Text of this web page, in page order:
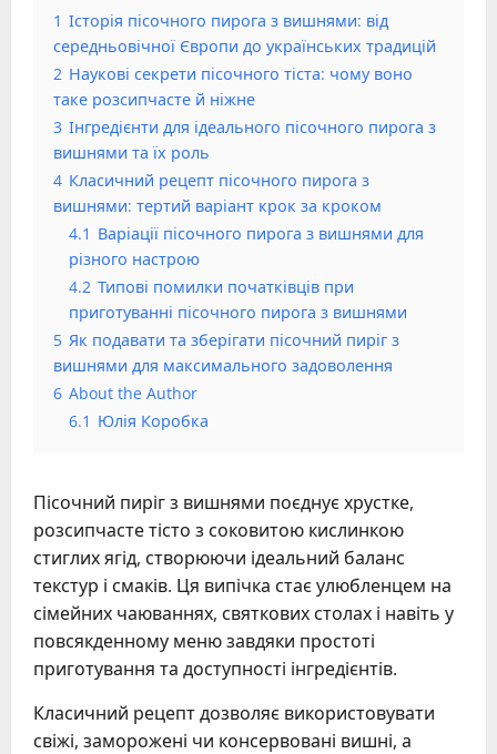
1 Історія пісочного пирога з вишнями: від
середньовічної Європи до українських традицій
2 Наукові секрети пісочного тіста: чому воно
таке розсипчасте й ніжне
3 Інгредієнти для ідеального пісочного пирога з
вишнями та їх роль
4 Класичний рецепт пісочного пирога з
вишнями: тертий варіант крок за кроком
4.1 Варіації пісочного пирога з вишнями для
різного настрою
4.2 Типові помилки початківців при
приготуванні пісочного пирога з вишнями
5 Як подавати та зберігати пісочний пиріг з
вишнями для максимального задоволення
6 About the Author
6.1 Юлія Коробка
Пісочний пиріг з вишнями поєднує хрустке,
розсипчасте тісто з соковитою кислинкою
стиглих ягід, створюючи ідеальний баланс
текстур і смаків. Ця випічка стає улюбленцем на
сімейних чаюваннях, святкових столах і навіть у
повсякденному меню завдяки простоті
приготування та доступності інгредієнтів.
Класичний рецепт дозволяє використовувати
свіжі, заморожені чи консервовані вишні, а